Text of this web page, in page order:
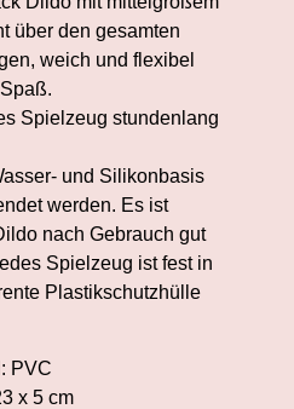
über den gesamten
weich und flexibel
Spielzeug stundenlang
und Silikonbasis
werden. Es ist
nach Gebrauch gut
Spielzeug ist fest in
Plastikschutzhülle
PVC
x 5 cm